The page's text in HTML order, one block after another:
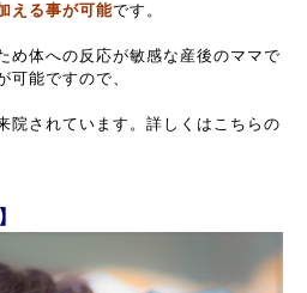
える事が可能です。
め体への反応が敏感な産後のママで
可能ですので、
院されています。詳しくはこちらの
】